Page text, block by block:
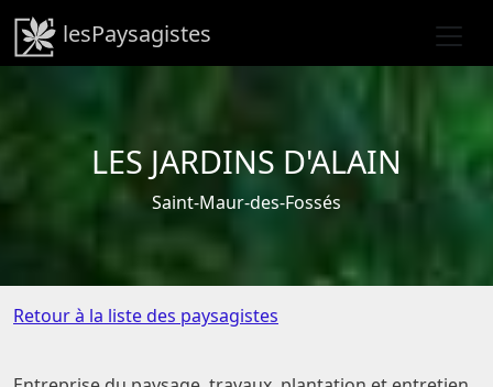
lesPaysagistes
LES JARDINS D'ALAIN
Saint-Maur-des-Fossés
Retour à la liste des paysagistes